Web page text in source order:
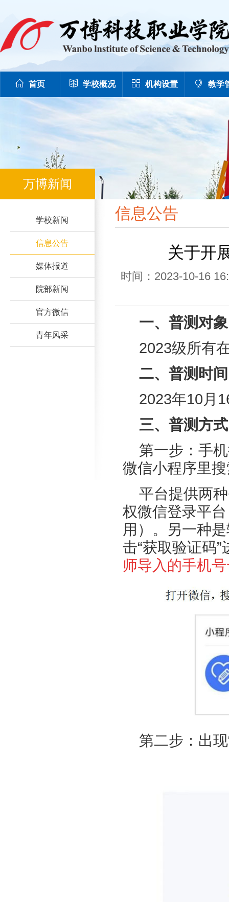
首页 学校概况 机构设置 教学
万博新闻
学校新闻
信息公告
媒体报道
院部新闻
官方微信
青年风采
信息公告
关于开
时间：2023-10-16
一、普测对象
2023级所有
二、普测时间
2023年10月
三、普测方式
第一步：手
微信小程序里
平台提供两
权微信登录平
用）。另一种
击“获取验证码
师导入的手机
第二步：出